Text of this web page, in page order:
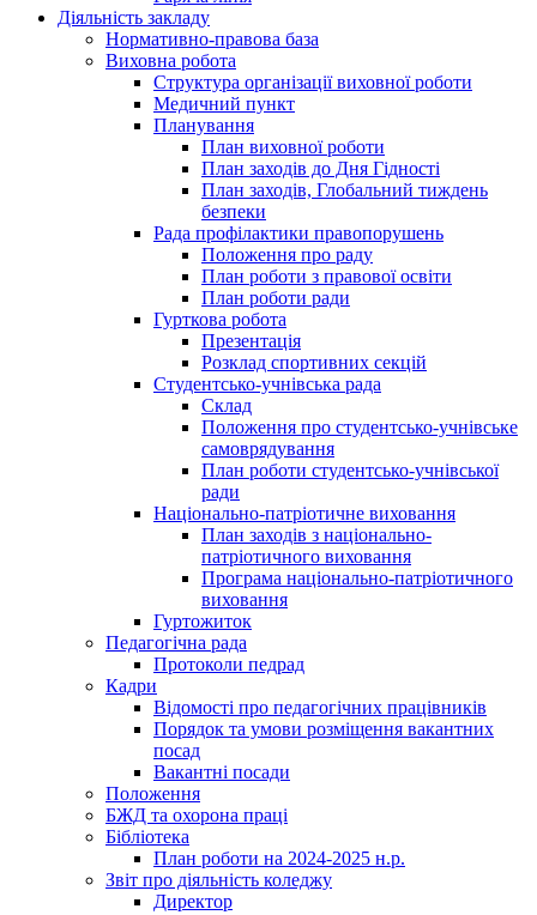
Діяльність закладу
Нормативно-правова база
Виховна робота
Структура організації виховної роботи
Медичний пункт
Планування
План виховної роботи
План заходів до Дня Гідності
План заходів, Глобальний тиждень
безпеки
Рада профілактики правопорушень
Положення про раду
План роботи з правової освіти
План роботи ради
Гурткова робота
Презентація
Розклад спортивних секцій
Студентсько-учнівська рада
Склад
Положення про студентсько-учнівське
самоврядування
План роботи студентсько-учнівської
ради
Національно-патріотичне виховання
План заходів з національно-
патріотичного виховання
Програма національно-патріотичного
виховання
Гуртожиток
Педагогічна рада
Протоколи педрад
Кадри
Відомості про педагогічних працівників
Порядок та умови розміщення вакантних
посад
Вакантні посади
Положення
БЖД та охорона праці
Бібліотека
План роботи на 2024-2025 н.р.
Звіт про діяльність коледжу
Директор